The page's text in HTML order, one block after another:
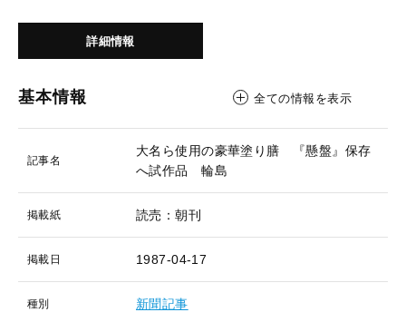
詳細情報
基本情報 全ての情報を表示
記事名
大名ら使用の豪華塗り膳 『懸盤』保存
へ試作品 輪島
掲載紙 読売：朝刊
掲載日 1987-04-17
種別 新聞記事